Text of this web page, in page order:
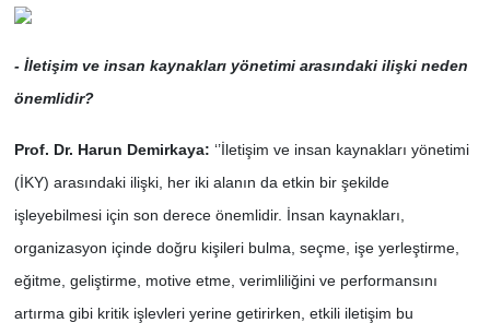
- İletişim ve insan kaynakları yönetimi arasındaki ilişki neden
önemlidir?
Prof. Dr. Harun Demirkaya: ‘’İletişim ve insan kaynakları yönetimi
(İKY) arasındaki ilişki, her iki alanın da etkin bir şekilde
işleyebilmesi için son derece önemlidir. İnsan kaynakları,
organizasyon içinde doğru kişileri bulma, seçme, işe yerleştirme,
eğitme, geliştirme, motive etme, verimliliğini ve performansını
artırma gibi kritik işlevleri yerine getirirken, etkili iletişim bu